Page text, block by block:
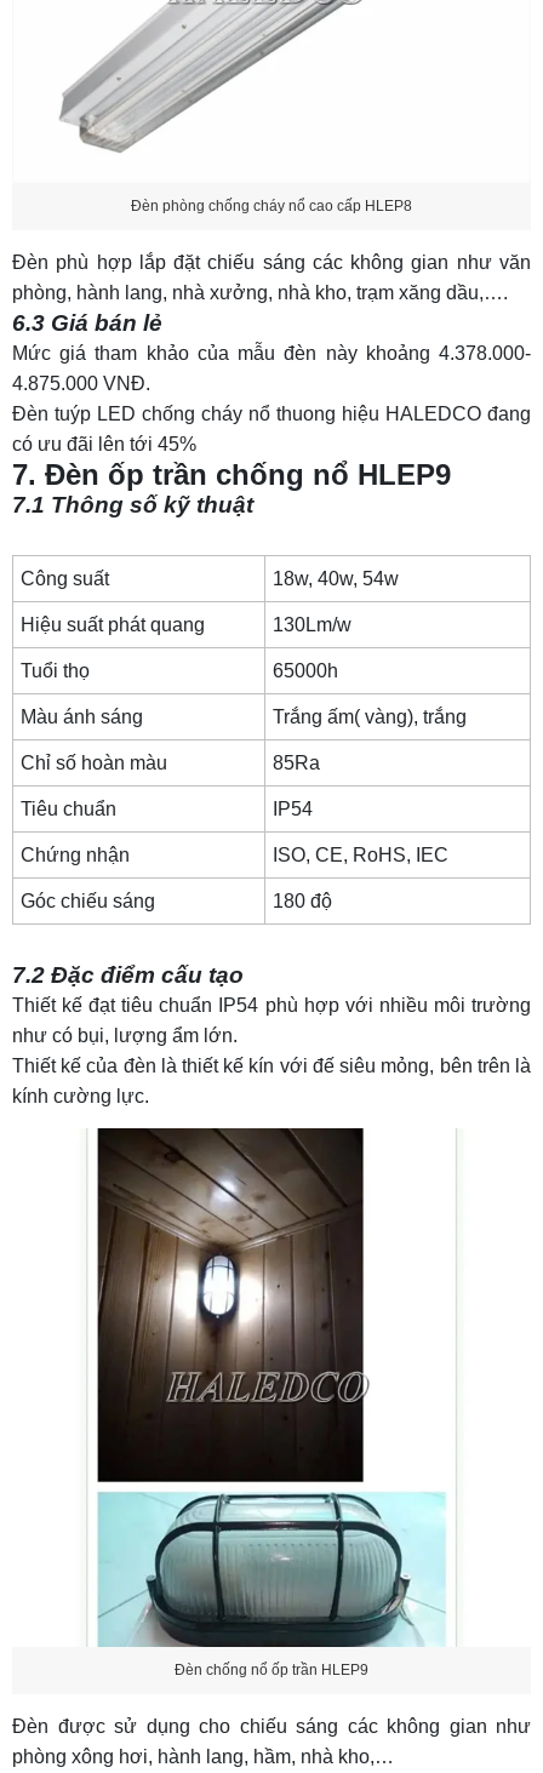
Đèn phòng chống cháy nổ cao cấp HLEP8
Đèn phù hợp lắp đặt chiếu sáng các không gian như văn
phòng, hành lang, nhà xưởng, nhà kho, trạm xăng dầu,….
6.3 Giá bán lẻ
Mức giá tham khảo của mẫu đèn này khoảng 4.378.000-
4.875.000 VNĐ.
Đèn tuýp LED chống cháy nổ thuong hiệu HALEDCO đang
có ưu đãi lên tới 45%
7. Đèn ốp trần chống nổ HLEP9
7.1 Thông số kỹ thuật
Công suất 18w, 40w, 54w
Hiệu suất phát quang 130Lm/w
Tuổi thọ 65000h
Màu ánh sáng Trắng ấm( vàng), trắng
Chỉ số hoàn màu 85Ra
Tiêu chuẩn IP54
Chứng nhận ISO, CE, RoHS, IEC
Góc chiếu sáng 180 độ
7.2 Đặc điểm cấu tạo
Thiết kế đạt tiêu chuẩn IP54 phù hợp với nhiều môi trường
như có bụi, lượng ẩm lớn.
Thiết kế của đèn là thiết kế kín với đế siêu mỏng, bên trên là
kính cường lực.
Đèn chống nổ ốp trần HLEP9
Đèn được sử dụng cho chiếu sáng các không gian như
phòng xông hơi, hành lang, hầm, nhà kho,…